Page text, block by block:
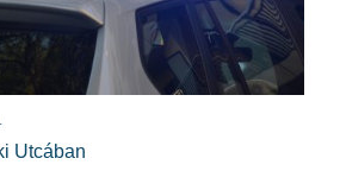
Utcában